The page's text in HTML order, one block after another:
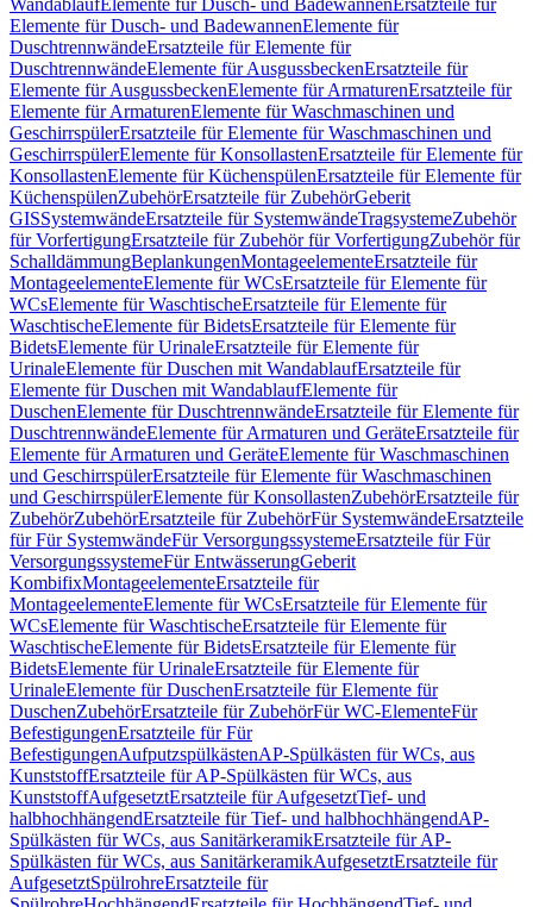
WandablaufElemente für Dusch- und BadewannenErsatzteile für
Elemente für Dusch- und BadewannenElemente für
DuschtrennwändeErsatzteile für Elemente für
DuschtrennwändeElemente für AusgussbeckenErsatzteile für
Elemente für AusgussbeckenElemente für ArmaturenErsatzteile für
Elemente für ArmaturenElemente für Waschmaschinen und
GeschirrspülerErsatzteile für Elemente für Waschmaschinen und
GeschirrspülerElemente für KonsollastenErsatzteile für Elemente für
KonsollastenElemente für KüchenspülenErsatzteile für Elemente für
KüchenspülenZubehörErsatzteile für ZubehörGeberit
GISSystemwändeErsatzteile für SystemwändeTragsystemeZubehör
für VorfertigungErsatzteile für Zubehör für VorfertigungZubehör für
SchalldämmungBeplankungenMontageelementeErsatzteile für
MontageelementeElemente für WCsErsatzteile für Elemente für
WCsElemente für WaschtischeErsatzteile für Elemente für
WaschtischeElemente für BidetsErsatzteile für Elemente für
BidetsElemente für UrinaleErsatzteile für Elemente für
UrinaleElemente für Duschen mit WandablaufErsatzteile für
Elemente für Duschen mit WandablaufElemente für
DuschenElemente für DuschtrennwändeErsatzteile für Elemente für
DuschtrennwändeElemente für Armaturen und GeräteErsatzteile für
Elemente für Armaturen und GeräteElemente für Waschmaschinen
und GeschirrspülerErsatzteile für Elemente für Waschmaschinen
und GeschirrspülerElemente für KonsollastenZubehörErsatzteile für
ZubehörZubehörErsatzteile für ZubehörFür SystemwändeErsatzteile
für Für SystemwändeFür VersorgungssystemeErsatzteile für Für
VersorgungssystemeFür EntwässerungGeberit
KombifixMontageelementeErsatzteile für
MontageelementeElemente für WCsErsatzteile für Elemente für
WCsElemente für WaschtischeErsatzteile für Elemente für
WaschtischeElemente für BidetsErsatzteile für Elemente für
BidetsElemente für UrinaleErsatzteile für Elemente für
UrinaleElemente für DuschenErsatzteile für Elemente für
DuschenZubehörErsatzteile für ZubehörFür WC-ElementeFür
BefestigungenErsatzteile für Für
BefestigungenAufputzspülkästenAP-Spülkästen für WCs, aus
KunststoffErsatzteile für AP-Spülkästen für WCs, aus
KunststoffAufgesetztErsatzteile für AufgesetztTief- und
halbhochhängendErsatzteile für Tief- und halbhochhängendAP-
Spülkästen für WCs, aus SanitärkeramikErsatzteile für AP-
Spülkästen für WCs, aus SanitärkeramikAufgesetztErsatzteile für
AufgesetztSpülrohreErsatzteile für